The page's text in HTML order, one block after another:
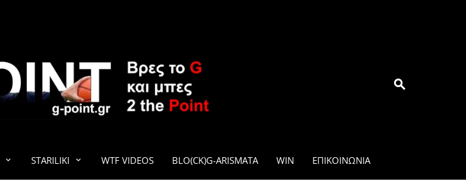
G-POINT.GR
STARILIKI WTF VIDEOS BLO(CK)G-ARISMATA WIN ΕΠΙΚΟΙΝΩΝΊΑ